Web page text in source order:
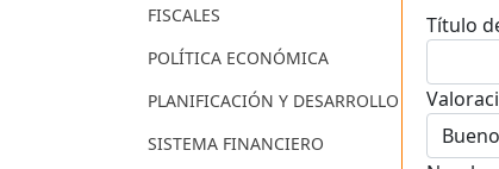
FISCALES
POLÍTICA ECONÓMICA
PLANIFICACIÓN Y DESARROLLO
SISTEMA FINANCIERO
Título